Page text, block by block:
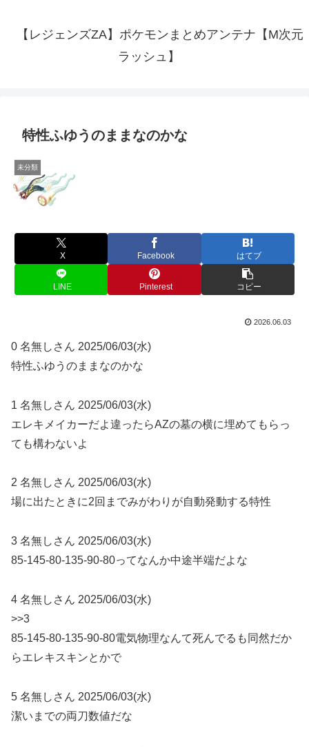
【レジェンズZA】ポケモンまとめアンテナ【M次元
ラッシュ】
特性ふゆうのままなのかな
未分類
X Facebook はてブ
LINE Pinterest コピー
2026.06.03
0 名無しさん 2025/06/03(水)
特性ふゆうのままなのかな
1 名無しさん 2025/06/03(水)
エレキメイカーだよ違ったらAZの墓の横に埋めてもらっ
ても構わないよ
2 名無しさん 2025/06/03(水)
場に出たときに2回までみがわりが自動発動する特性
3 名無しさん 2025/06/03(水)
85-145-80-135-90-80ってなんか中途半端だよな
4 名無しさん 2025/06/03(水)
>>3
85-145-80-135-90-80電気物理なんて死んでるも同然だか
らエレキスキンとかで
5 名無しさん 2025/06/03(水)
潔いまでの両刀数値だな